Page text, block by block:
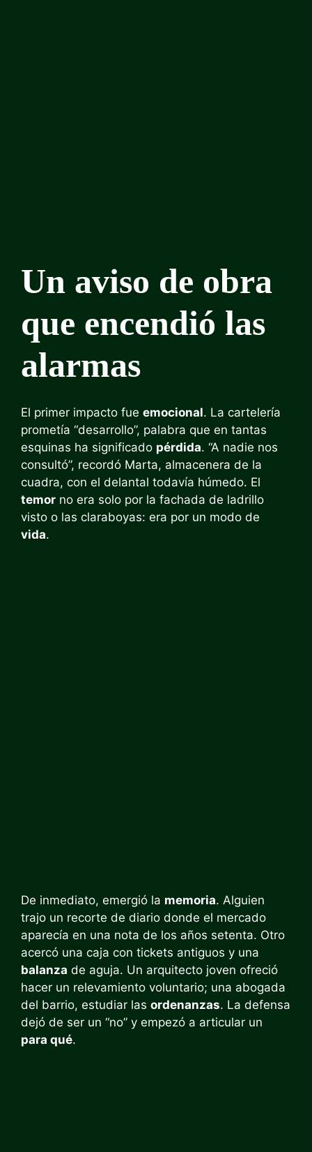
Un aviso de obra
que encendió las
alarmas
El primer impacto fue emocional. La cartelería
prometía “desarrollo”, palabra que en tantas
esquinas ha significado pérdida. “A nadie nos
consultó”, recordó Marta, almacenera de la
cuadra, con el delantal todavía húmedo. El
temor no era solo por la fachada de ladrillo
visto o las claraboyas: era por un modo de
vida.
De inmediato, emergió la memoria. Alguien
trajo un recorte de diario donde el mercado
aparecía en una nota de los años setenta. Otro
acercó una caja con tickets antiguos y una
balanza de aguja. Un arquitecto joven ofreció
hacer un relevamiento voluntario; una abogada
del barrio, estudiar las ordenanzas. La defensa
dejó de ser un “no” y empezó a articular un
para qué.